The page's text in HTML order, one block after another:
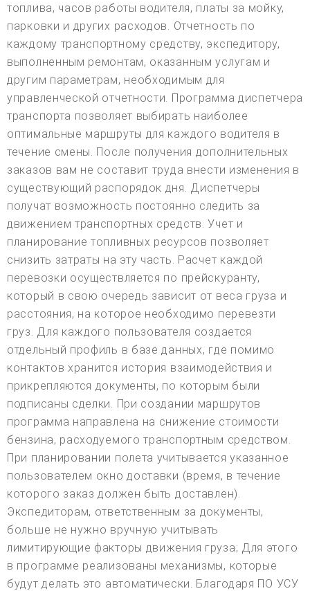
топлива, часов работы водителя, платы за мойку,
парковки и других расходов. Отчетность по
каждому транспортному средству, экспедитору,
выполненным ремонтам, оказанным услугам и
другим параметрам, необходимым для
управленческой отчетности. Программа диспетчера
транспорта позволяет выбирать наиболее
оптимальные маршруты для каждого водителя в
течение смены. После получения дополнительных
заказов вам не составит труда внести изменения в
существующий распорядок дня. Диспетчеры
получат возможность постоянно следить за
движением транспортных средств. Учет и
планирование топливных ресурсов позволяет
снизить затраты на эту часть. Расчет каждой
перевозки осуществляется по прейскуранту,
который в свою очередь зависит от веса груза и
расстояния, на которое необходимо перевезти
груз. Для каждого пользователя создается
отдельный профиль в базе данных, где помимо
контактов хранится история взаимодействия и
прикрепляются документы, по которым были
подписаны сделки. При создании маршрутов
программа направлена на снижение стоимости
бензина, расходуемого транспортным средством.
При планировании полета учитывается указанное
пользователем окно доставки (время, в течение
которого заказ должен быть доставлен).
Экспедиторам, ответственным за документы,
больше не нужно вручную учитывать
лимитирующие факторы движения груза; Для этого
в программе реализованы механизмы, которые
будут делать это автоматически. Благодаря ПО УСУ